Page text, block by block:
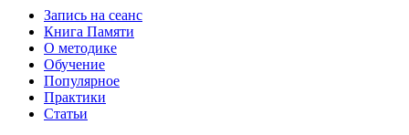
Запись на сеанс
Книга Памяти
О методике
Обучение
Популярное
Практики
Статьи